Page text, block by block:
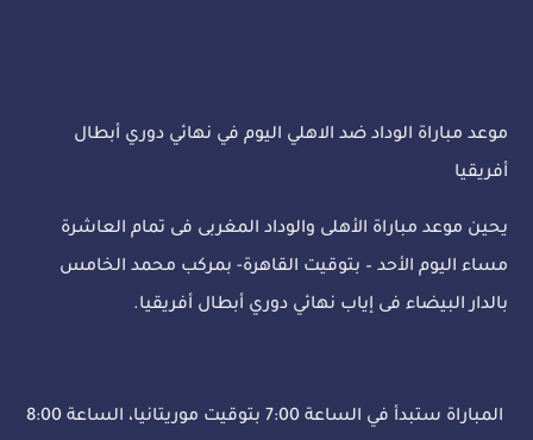
موعد مباراة الوداد ضد الاهلي اليوم في نهائي دوري أبطال
أفريقيا
يحين موعد مباراة الأهلى والوداد المغربى فى تمام العاشرة
مساء اليوم الأحد – بتوقيت القاهرة- بمركب محمد الخامس
بالدار البيضاء فى إياب نهائي دوري أبطال أفريقيا.
المباراة ستبدأ في الساعة 7:00 بتوقيت موريتانيا، الساعة 8:00